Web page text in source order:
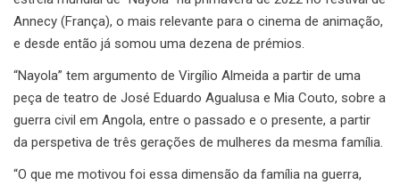
Annecy (França), o mais relevante para o cinema de animação,
e desde então já somou uma dezena de prémios.
“Nayola” tem argumento de Virgílio Almeida a partir de uma
peça de teatro de José Eduardo Agualusa e Mia Couto, sobre a
guerra civil em Angola, entre o passado e o presente, a partir
da perspetiva de três gerações de mulheres da mesma família.
“O que me motivou foi essa dimensão da família na guerra,